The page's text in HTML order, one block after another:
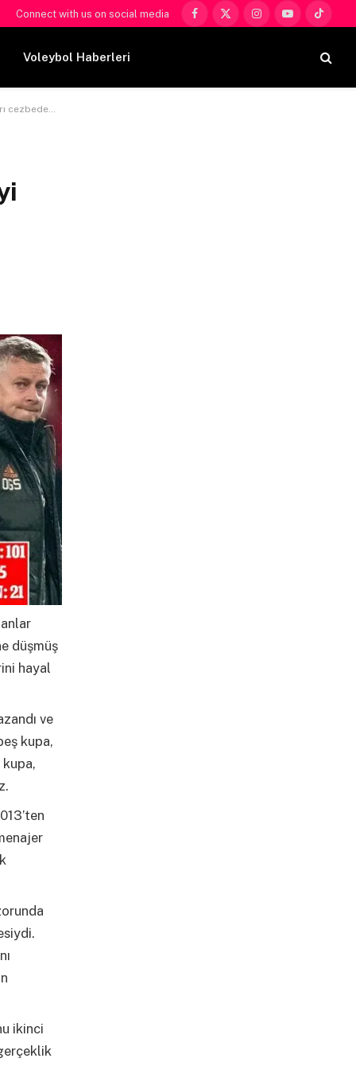
Connect with us on social media
Facebook
X
InstagramYouTubeTikTok
Voleybol Haberleri
düşmüş
hayal
ve
kupa,
ikinci